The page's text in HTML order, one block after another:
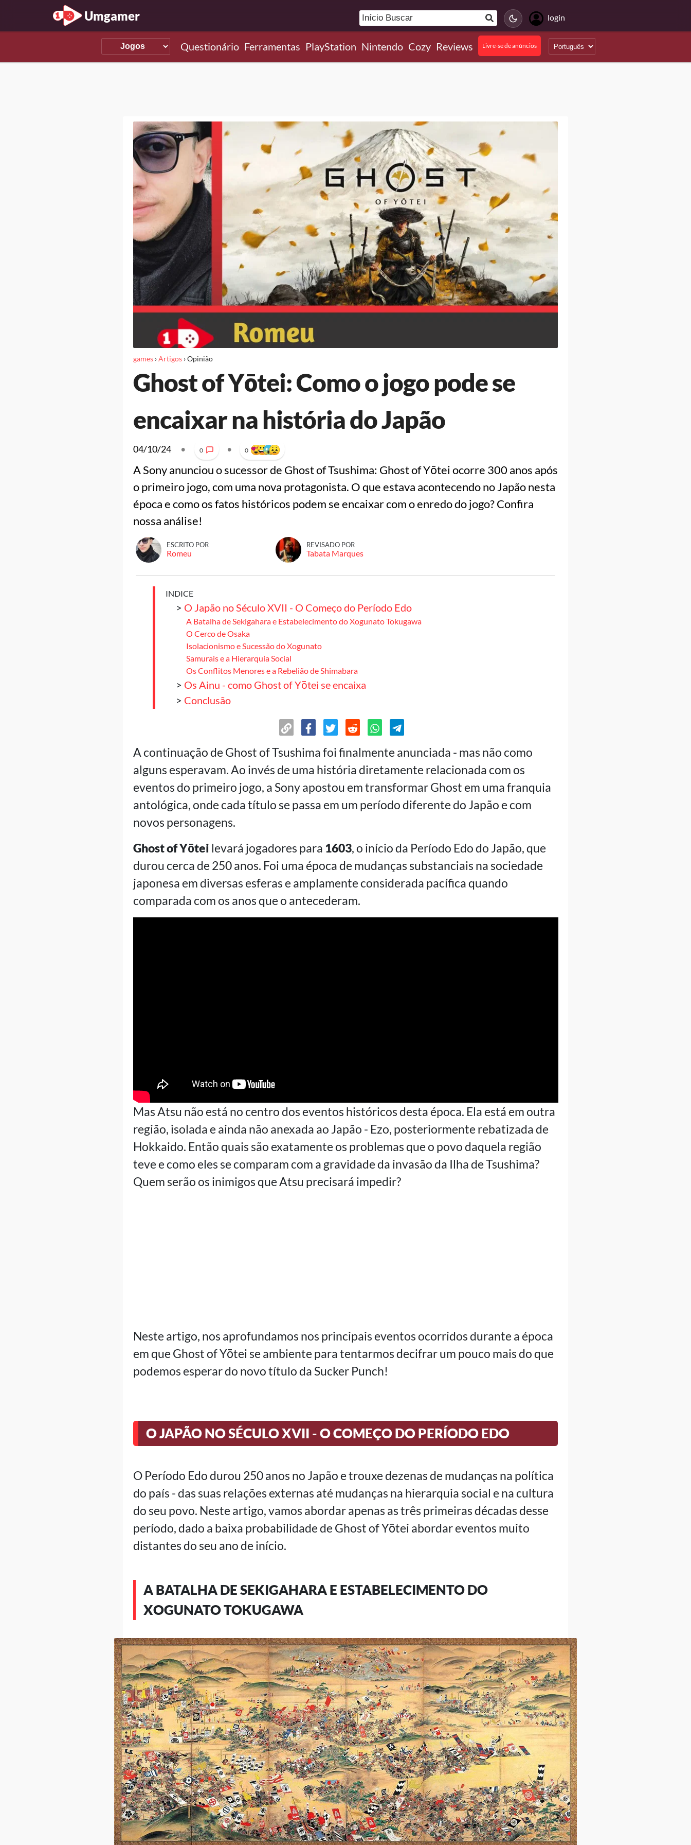
Umgamer login
Questionário Ferramentas PlayStation Nintendo Cozy Reviews Livre-se de anúncios
games›Artigos›Opinião
Ghost of Yōtei: Como o jogo pode se
encaixar na história do Japão
04/10/24 • 0 • 0
A Sony anunciou o sucessor de Ghost of Tsushima: Ghost of Yōtei ocorre 300 anos após
o primeiro jogo, com uma nova protagonista. O que estava acontecendo no Japão nesta
época e como os fatos históricos podem se encaixar com o enredo do jogo? Confira
nossa análise!
ESCRITO POR
Romeu
REVISADO POR
Tabata Marques
INDICE
> O Japão no Século XVII - O Começo do Período Edo
A Batalha de Sekigahara e Estabelecimento do Xogunato Tokugawa
O Cerco de Osaka
Isolacionismo e Sucessão do Xogunato
Samurais e a Hierarquia Social
Os Conflitos Menores e a Rebelião de Shimabara
> Os Ainu - como Ghost of Yōtei se encaixa
> Conclusão
A continuação de Ghost of Tsushima foi finalmente anunciada - mas não como
alguns esperavam. Ao invés de uma história diretamente relacionada com os
eventos do primeiro jogo, a Sony apostou em transformar Ghost em uma franquia
antológica, onde cada título se passa em um período diferente do Japão e com
novos personagens.
Ghost of Yōtei levará jogadores para 1603, o início da Período Edo do Japão, que
durou cerca de 250 anos. Foi uma época de mudanças substanciais na sociedade
japonesa em diversas esferas e amplamente considerada pacífica quando
comparada com os anos que o antecederam.
Mas Atsu não está no centro dos eventos históricos desta época. Ela está em outra
região, isolada e ainda não anexada ao Japão - Ezo, posteriormente rebatizada de
Hokkaido. Então quais são exatamente os problemas que o povo daquela região
teve e como eles se comparam com a gravidade da invasão da Ilha de Tsushima?
Quem serão os inimigos que Atsu precisará impedir?
Neste artigo, nos aprofundamos nos principais eventos ocorridos durante a época
em que Ghost of Yōtei se ambiente para tentarmos decifrar um pouco mais do que
podemos esperar do novo título da Sucker Punch!
O JAPÃO NO SÉCULO XVII - O COMEÇO DO PERÍODO EDO
O Período Edo durou 250 anos no Japão e trouxe dezenas de mudanças na política
do país - das suas relações externas até mudanças na hierarquia social e na cultura
do seu povo. Neste artigo, vamos abordar apenas as três primeiras décadas desse
período, dado a baixa probabilidade de Ghost of Yōtei abordar eventos muito
distantes do seu ano de início.
A BATALHA DE SEKIGAHARA E ESTABELECIMENTO DO
XOGUNATO TOKUGAWA